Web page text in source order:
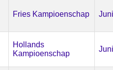
Fries Kampioenschap
Hollands
Kampioenschap